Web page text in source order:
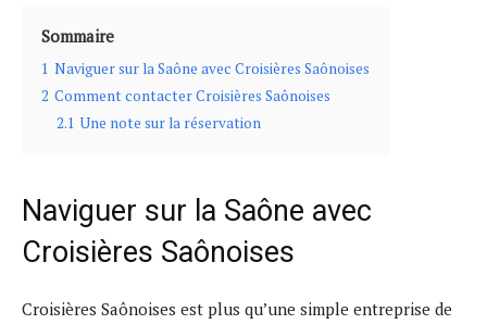
Sommaire
1 Naviguer sur la Saône avec Croisières Saônoises
2 Comment contacter Croisières Saônoises
2.1 Une note sur la réservation
Naviguer sur la Saône avec
Croisières Saônoises
Croisières Saônoises est plus qu’une simple entreprise de